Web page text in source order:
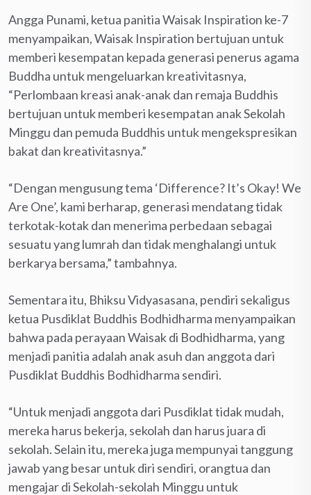
Angga Punami, ketua panitia Waisak Inspiration ke-7
menyampaikan, Waisak Inspiration bertujuan untuk
memberi kesempatan kepada generasi penerus agama
Buddha untuk mengeluarkan kreativitasnya,
“Perlombaan kreasi anak-anak dan remaja Buddhis
bertujuan untuk memberi kesempatan anak Sekolah
Minggu dan pemuda Buddhis untuk mengekspresikan
bakat dan kreativitasnya.”
“Dengan mengusung tema ‘Difference? It’s Okay! We
Are One’, kami berharap, generasi mendatang tidak
terkotak-kotak dan menerima perbedaan sebagai
sesuatu yang lumrah dan tidak menghalangi untuk
berkarya bersama,” tambahnya.
Sementara itu, Bhiksu Vidyasasana, pendiri sekaligus
ketua Pusdiklat Buddhis Bodhidharma menyampaikan
bahwa pada perayaan Waisak di Bodhidharma, yang
menjadi panitia adalah anak asuh dan anggota dari
Pusdiklat Buddhis Bodhidharma sendiri.
“Untuk menjadi anggota dari Pusdiklat tidak mudah,
mereka harus bekerja, sekolah dan harus juara di
sekolah. Selain itu, mereka juga mempunyai tanggung
jawab yang besar untuk diri sendiri, orangtua dan
mengajar di Sekolah-sekolah Minggu untuk